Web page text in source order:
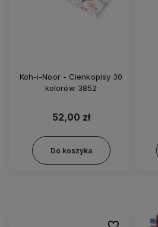
Koh-i-Noor - Cienkopisy 30
kolorów 3852
52,00 zł
Do koszyka